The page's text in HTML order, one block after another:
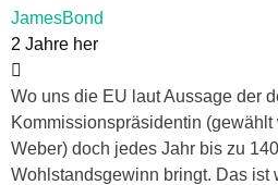
JamesBond
2 Jahre her
Wo uns die EU laut Aussage der
Kommissionspräsidentin
Weber) doch jedes Jahr bis zu
Wohlstandsgewinn bringt. Das ist